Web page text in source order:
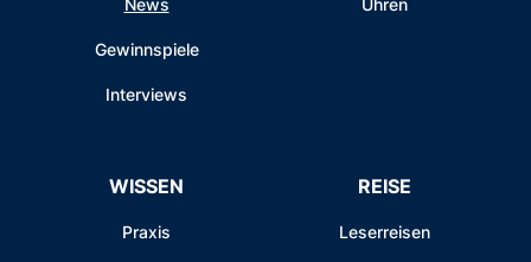
Gewinnspiele
Interviews
WISSEN
Praxis
REISE
Leserreisen